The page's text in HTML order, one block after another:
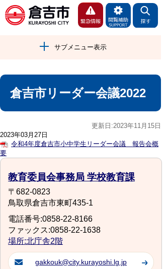
サブメニュー表示
倉吉市リーダー会議2022
更新日:2023年11月15日
2023年03月27日
令和4年度倉吉市小中学生リーダー会議 報告会概
要
教育委員会事務局 学校教育課
〒682-0823
鳥取県倉吉市東町435-1
電話番号:0858-22-8166
ファックス:0858-22-1638
場所:北庁舎2階
gakkouk@city.kurayoshi.lg.jp